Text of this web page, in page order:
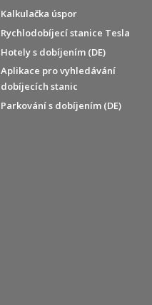
Kalkulačka úspor
Rychlodobíjecí stanice Tesla
Hotely s dobíjením (DE)
Aplikace pro vyhledávání
dobíjecích stanic
Parkování s dobíjením (DE)